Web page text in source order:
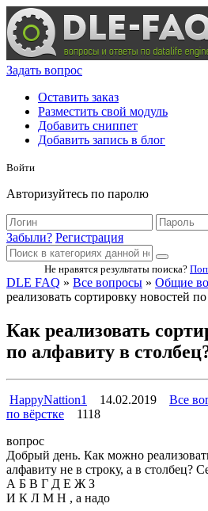
Задать вопрос
Оставить заказ
Разместить свой модуль
Добавить сниппет
Добавить запись в блог
Войти
Авторизуйтесь по паролю
Забыли? Регистрация
Не нравятся результаты поиска?
DLE FAQ » Все вопросы » Общие
реализовать сортировку новостей
Как реализовать
по алфавиту в
HappyNattion1 14.02.2019 Все
по вёрстке
1118
вопрос
Добрый день. Как можно
алфавиту не в строку, а в столбец?
А Б В Г Д Е Ж З
И К Л М Н , а надо